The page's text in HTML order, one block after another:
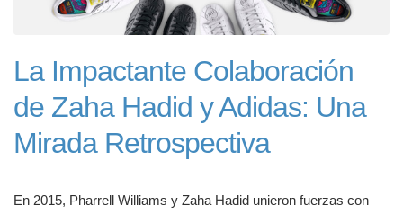
La Impactante Colaboración
de Zaha Hadid y Adidas: Una
Mirada Retrospectiva
En 2015, Pharrell Williams y Zaha Hadid unieron fuerzas con